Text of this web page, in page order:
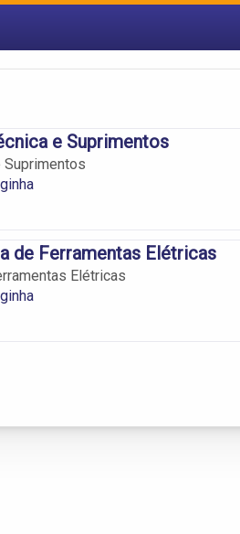
e Suprimentos
de Ferramentas Elétricas
Elétricas